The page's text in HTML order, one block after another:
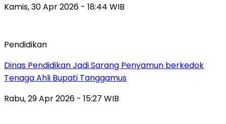
Kamis, 30 Apr 2026 - 18:44 WIB
Pendidikan
Dinas Pendidikan Jadi Sarang Penyamun berkedok
Tenaga Ahli Bupati Tanggamus
Rabu, 29 Apr 2026 - 15:27 WIB